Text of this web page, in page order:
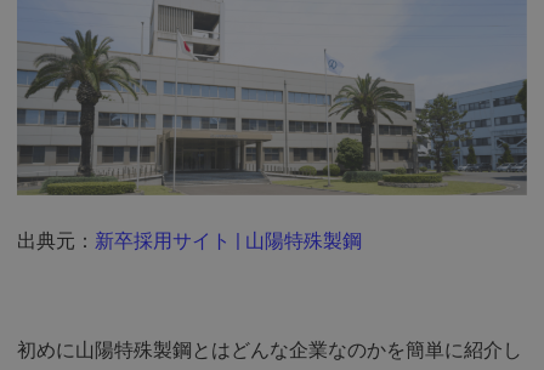
出典元： 新卒採用サイト | 山陽特殊製鋼
初めに山陽特殊製鋼とはどんな企業なのかを簡単に紹介し